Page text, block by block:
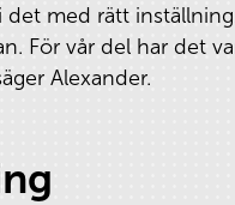
det med rätt
För vår del har det
Alexander.